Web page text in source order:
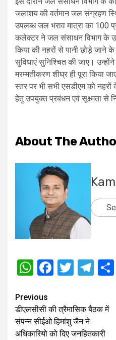
जलाशय की वर्तमान जल संग्रहण
उपलब्ध जल भराव मात्रा का 100
कलेक्टर ने जल संसाधन विभाग के
किया की नहरों से पानी छोड़े जाने
सुविधाएं सुनिश्चित की जाए। उन्होंने
मरम्मतीकरण शीघ्र ही पूरा किया
स्तर पर भी सभी एसडीएम को नहरों
हेतु उपयुक्त प्रबंधन एवं सूक्ष्मता से
About The
WhatsApp
Facebook
Twitter
Post
navigation
Previous
डीएलसीसी की त्रैमासिक बैठक में
संपन्‍न सीईओ हिमांशु जैन ने
अधिकारियो को दिए जनहितकारी